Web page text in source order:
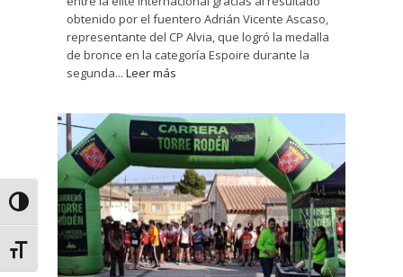
Alternar alto contraste
Alternar tamaño de letra
obtenido por el fuentero Adrián Vicente Ascaso,
representante del CP Alvia, que logró la medalla
de bronce en la categoría Espoire durante la
segunda... Leer más